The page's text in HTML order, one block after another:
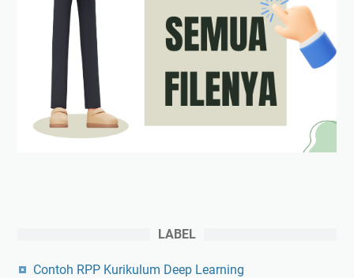
LABEL
Contoh RPP Kurikulum Deep Learning